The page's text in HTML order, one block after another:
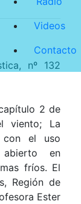
Videos
Contacto
nº 132
2 de
viento; La
con el uso
en
fríos. El
Región de
Ester